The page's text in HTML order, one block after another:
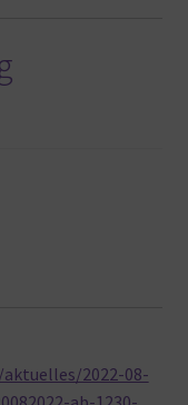
2022-08-